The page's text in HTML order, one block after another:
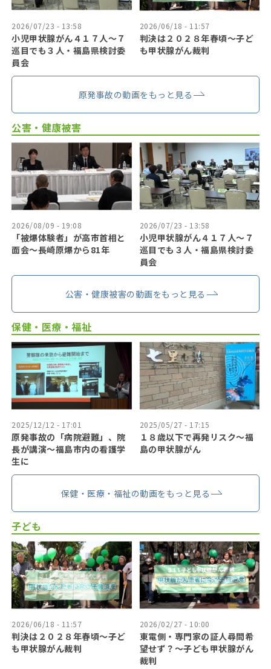
2026/07/23 - 13:58
小児甲状腺がん４１７人〜７
巡目でも３人・福島県検討委
員会
2026/06/18 - 11:57
判決は２０２８年春頃〜子ど
も甲状腺がん裁判
原発事故の動画をもっと見る
公害・健康被害
2026/08/09 - 19:08
「被爆体験者」が高市首相と
面会～長崎原爆から81年
2026/07/23 - 13:58
小児甲状腺がん４１７人〜７
巡目でも３人・福島県検討委
員会
公害・健康被害の動画をもっと見る
保健・医療・福祉
2025/12/12 - 17:01
原発事故の「病院避難」、院
長が講演～福島市内の看護学
生に
2025/05/27 - 17:15
１８歳以下で再発リスク〜福
島の甲状腺がん
保健・医療・福祉の動画をもっと見る
子ども
2026/06/18 - 11:57
判決は２０２８年春頃〜子ど
も甲状腺がん裁判
2026/02/27 - 10:00
東電側・専門家の証人尋問希
望せず？〜子ども甲状腺がん
裁判